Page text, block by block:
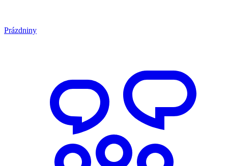
Prázdniny